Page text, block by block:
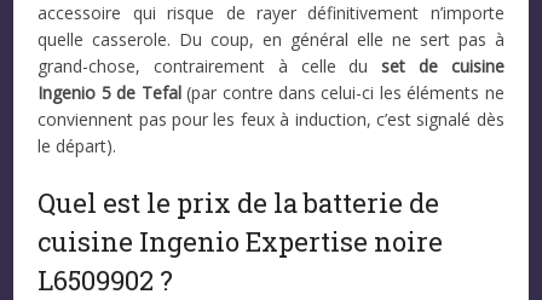
accessoire qui risque de rayer définitivement n’importe
quelle casserole. Du coup, en général elle ne sert pas à
grand-chose, contrairement à celle duset de cuisine
Ingenio 5 de Tefal(par contre dans celui-ci les éléments ne
conviennent pas pour les feux à induction, c’est signalé dès
le départ).
Quel est le prix de la batterie de
cuisine Ingenio Expertise noire
L6509902 ?